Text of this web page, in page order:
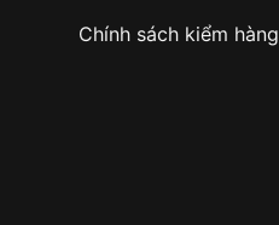
Chính sách kiểm hàng